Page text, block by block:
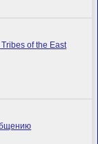
of the East